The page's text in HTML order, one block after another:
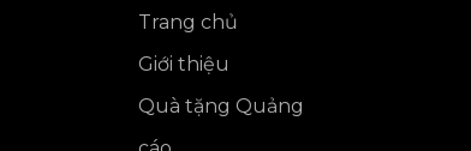
Trang chủ
Giới thiệu
Quà tặng Quảng